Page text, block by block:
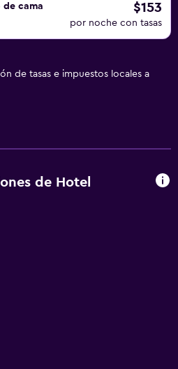
de cama
$153
por noche con tasas
de tasas e impuestos locales a
de Hotel